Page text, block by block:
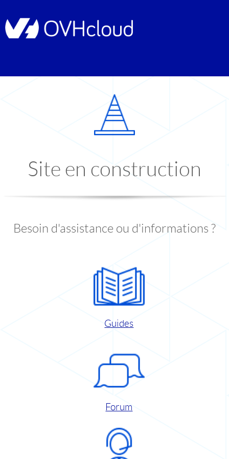
Site en construction
Besoin d'assistance ou d'informations ?
Guides
Forum